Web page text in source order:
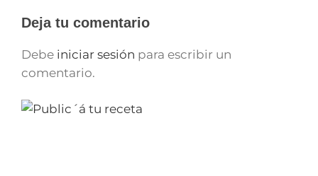
Deja tu comentario
Debe iniciar sesión para escribir un
comentario.